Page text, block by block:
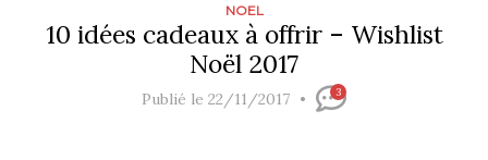
NOEL
10 idées cadeaux à offrir – Wishlist
Noël 2017
Publié le 22/11/2017 3